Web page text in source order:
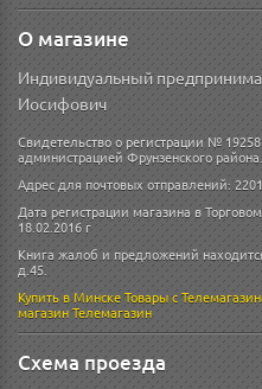
О магазине
Индивидуальный
Иосифович
Свидетельство о регистрации №
администрацией Фрунзенского района.
Адрес для почтовых отправлений:
Дата регистрации магазина в
18.02.2016 г
Книга жалоб и предложений
д.45.
Купить в МинскеТовары с
магазинТелемагазин
Схема проезда